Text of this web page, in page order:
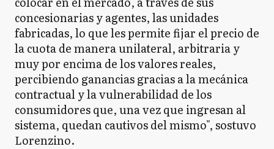
concesionarias y agentes, las unidades
fabricadas, lo que les permite fijar el precio de
la cuota de manera unilateral, arbitraria y
muy por encima de los valores reales,
percibiendo ganancias gracias a la mecánica
contractual y la vulnerabilidad de los
consumidores que, una vez que ingresan al
sistema, quedan cautivos del mismo", sostuvo
Lorenzino.